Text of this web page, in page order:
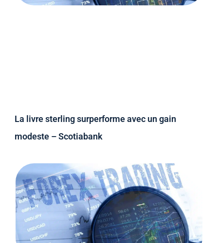
La livre sterling surperforme avec un gain
modeste – Scotiabank